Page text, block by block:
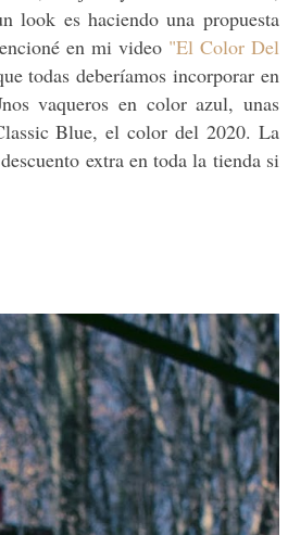
look es haciendo una propuesta
en mi video "El Color Del
todas deberíamos incorporar en
vaqueros en color azul, unas
Blue, el color del 2020. La
extra en toda la tienda si